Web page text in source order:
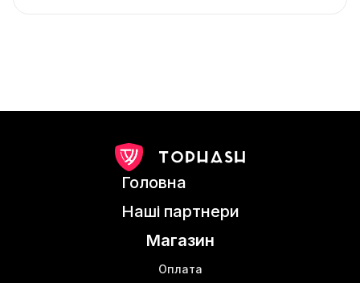
Головна
Наші партнери
Магазин
Оплата